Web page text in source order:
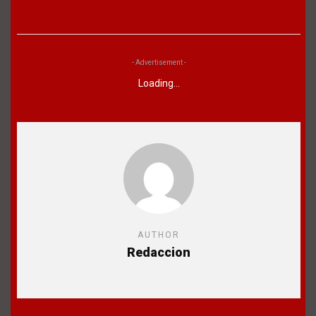
- Advertisement -
Loading...
AUTHOR
Redaccion